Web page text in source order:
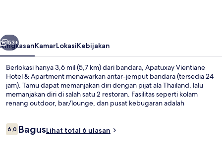
Berikutnya
53+
RingkasanKamarLokasiKebijakan
Berlokasi hanya 3,6 mil (5,7 km) dari bandara, Apatuxay Vientiane
Hotel & Apartment menawarkan antar-jemput bandara (tersedia 24
jam). Tamu dapat memanjakan diri dengan pijat ala Thailand, lalu
memanjakan diri di salah satu 2 restoran. Fasilitas seperti kolam
renang outdoor, bar/lounge, dan pusat kebugaran adalah
Ulasan
6,06,0 dari 10
BagusLihat total 6 ulasan